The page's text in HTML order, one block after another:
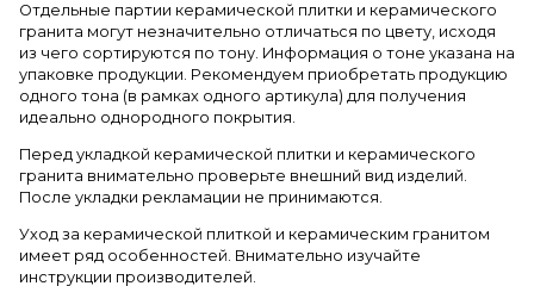
Отдельные партии керамической плитки и керамического
гранита могут незначительно отличаться по цвету, исходя
из чего сортируются по тону. Информация о тоне указана на
упаковке продукции. Рекомендуем приобретать продукцию
одного тона (в рамках одного артикула) для получения
идеально однородного покрытия.
Перед укладкой керамической плитки и керамического
гранита внимательно проверьте внешний вид изделий.
После укладки рекламации не принимаются.
Уход за керамической плиткой и керамическим гранитом
имеет ряд особенностей. Внимательно изучайте
инструкции производителей.